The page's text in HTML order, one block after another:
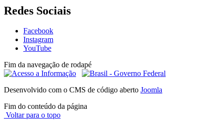
Redes Sociais
Facebook
Instagram
YouTube
Fim da navegação de rodapé
Desenvolvido com o CMS de código aberto Joomla
Fim do conteúdo da página
Voltar para o topo